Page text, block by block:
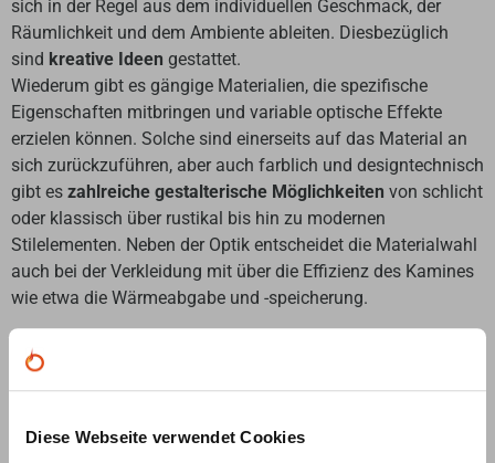
Diese Webseite verwendet Cookies
sich in der Regel aus dem individuellen Geschmack, der
Räumlichkeit und dem Ambiente ableiten. Diesbezüglich
sind kreative Ideen gestattet.
Wiederum gibt es gängige Materialien, die spezifische
Eigenschaften mitbringen und variable optische Effekte
erzielen können. Solche sind einerseits auf das Material an
sich zurückzuführen, aber auch farblich und designtechnisch
gibt es zahlreiche gestalterische Möglichkeiten von schlicht
oder klassisch über rustikal bis hin zu modernen
Stilelementen. Neben der Optik entscheidet die Materialwahl
auch bei der Verkleidung mit über die Effizienz des Kamines
wie etwa die Wärmeabgabe und -speicherung.